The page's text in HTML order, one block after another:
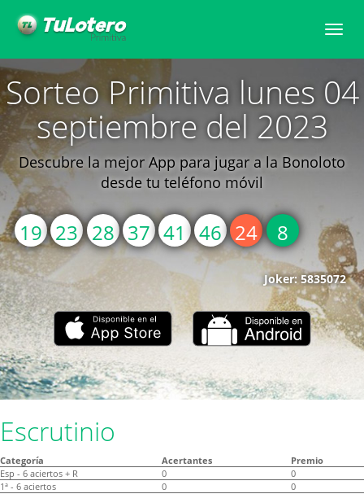
Toggle
Sorteo Primitiva lunes 04
septiembre del 2023
Descubre la mejor App para jugar a la Bonoloto
desde tu teléfono móvil
19 23 28 37 41 46 24 8
Joker: 5835072
Escrutinio
Categoría Acertantes
Premio
Esp - 6 aciertos + R
0
0
1ª - 6 aciertos
0
0